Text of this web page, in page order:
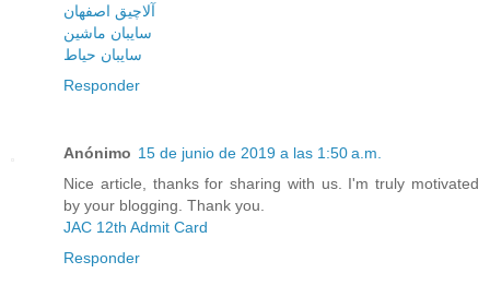
آلاچیق اصفهان
سایبان ماشین
سایبان حیاط
Responder
Anónimo 15 de junio de 2019 a las 1:50 a.m.
Nice article, thanks for sharing with us. I'm truly motivated
by your blogging. Thank you.
JAC 12th Admit Card
Responder